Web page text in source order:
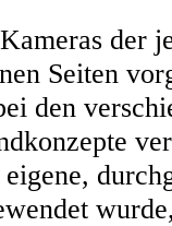
der
Seiten
den
eigene,